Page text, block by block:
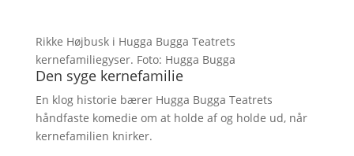
Rikke Højbusk i Hugga Bugga Teatrets
kernefamiliegyser. Foto: Hugga Bugga
Den syge kernefamilie
En klog historie bærer Hugga Bugga Teatrets
håndfaste komedie om at holde af og holde ud, når
kernefamilien knirker.